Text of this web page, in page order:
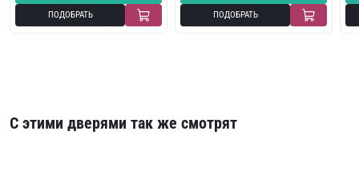
ПОДОБРАТЬ ПОДОБРАТЬ
С этими дверями так же смотрят